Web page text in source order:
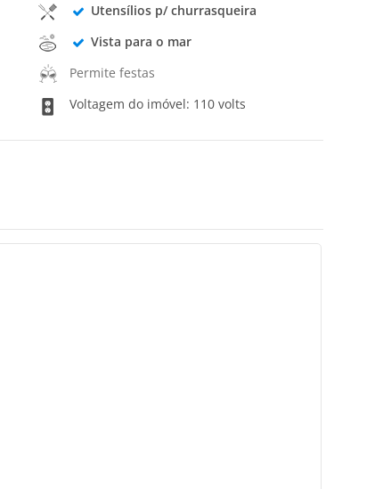
Utensílios p/ churrasqueira
Vista para o mar
Permite festas
Voltagem do imóvel: 110 volts